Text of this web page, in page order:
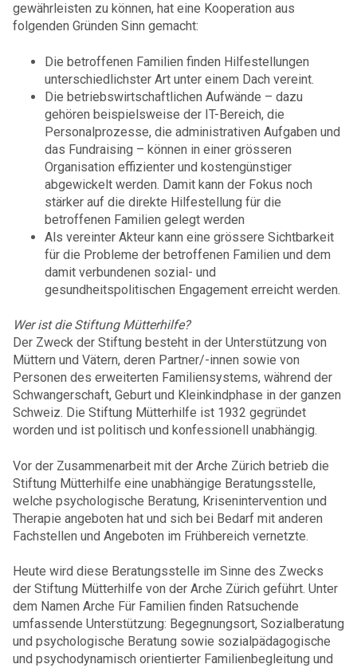
gewährleisten zu können, hat eine Kooperation aus
folgenden Gründen Sinn gemacht:
Die betroffenen Familien finden Hilfestellungen
unterschiedlichster Art unter einem Dach vereint.
Die betriebswirtschaftlichen Aufwände – dazu
gehören beispielsweise der IT-Bereich, die
Personalprozesse, die administrativen Aufgaben und
das Fundraising – können in einer grösseren
Organisation effizienter und kostengünstiger
abgewickelt werden. Damit kann der Fokus noch
stärker auf die direkte Hilfestellung für die
betroffenen Familien gelegt werden
Als vereinter Akteur kann eine grössere Sichtbarkeit
für die Probleme der betroffenen Familien und dem
damit verbundenen sozial- und
gesundheitspolitischen Engagement erreicht werden.
Wer ist die Stiftung Mütterhilfe?
Der Zweck der Stiftung besteht in der Unterstützung von
Müttern und Vätern, deren Partner/-innen sowie von
Personen des erweiterten Familiensystems, während der
Schwangerschaft, Geburt und Kleinkindphase in der ganzen
Schweiz. Die Stiftung Mütterhilfe ist 1932 gegründet
worden und ist politisch und konfessionell unabhängig.
Vor der Zusammenarbeit mit der Arche Zürich betrieb die
Stiftung Mütterhilfe eine unabhängige Beratungsstelle,
welche psychologische Beratung, Krisenintervention und
Therapie angeboten hat und sich bei Bedarf mit anderen
Fachstellen und Angeboten im Frühbereich vernetzte.
Heute wird diese Beratungsstelle im Sinne des Zwecks
der Stiftung Mütterhilfe von der Arche Zürich geführt. Unter
dem Namen Arche Für Familien finden Ratsuchende
umfassende Unterstützung: Begegnungsort, Sozialberatung
und psychologische Beratung sowie sozialpädagogische
und psychodynamisch orientierter Familienbegleitung und